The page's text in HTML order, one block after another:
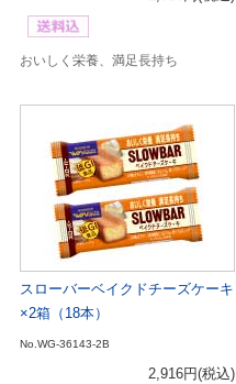
おいしく栄養、満足長持ち
スローバーベイクドチーズケーキ
×2箱（18本）
No.WG-36143-2B
2,916円(税込)